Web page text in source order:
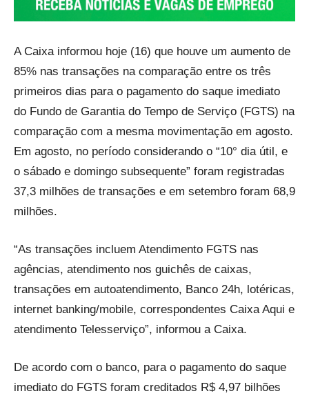
A Caixa informou hoje (16) que houve um aumento de
85% nas transações na comparação entre os três
primeiros dias para o pagamento do saque imediato
do Fundo de Garantia do Tempo de Serviço (FGTS) na
comparação com a mesma movimentação em agosto.
Em agosto, no período considerando o “10° dia útil, e
o sábado e domingo subsequente” foram registradas
37,3 milhões de transações e em setembro foram 68,9
milhões.
“As transações incluem Atendimento FGTS nas
agências, atendimento nos guichês de caixas,
transações em autoatendimento, Banco 24h, lotéricas,
internet banking/mobile, correspondentes Caixa Aqui e
atendimento Telesserviço”, informou a Caixa.
De acordo com o banco, para o pagamento do saque
imediato do FGTS foram creditados R$ 4,97 bilhões